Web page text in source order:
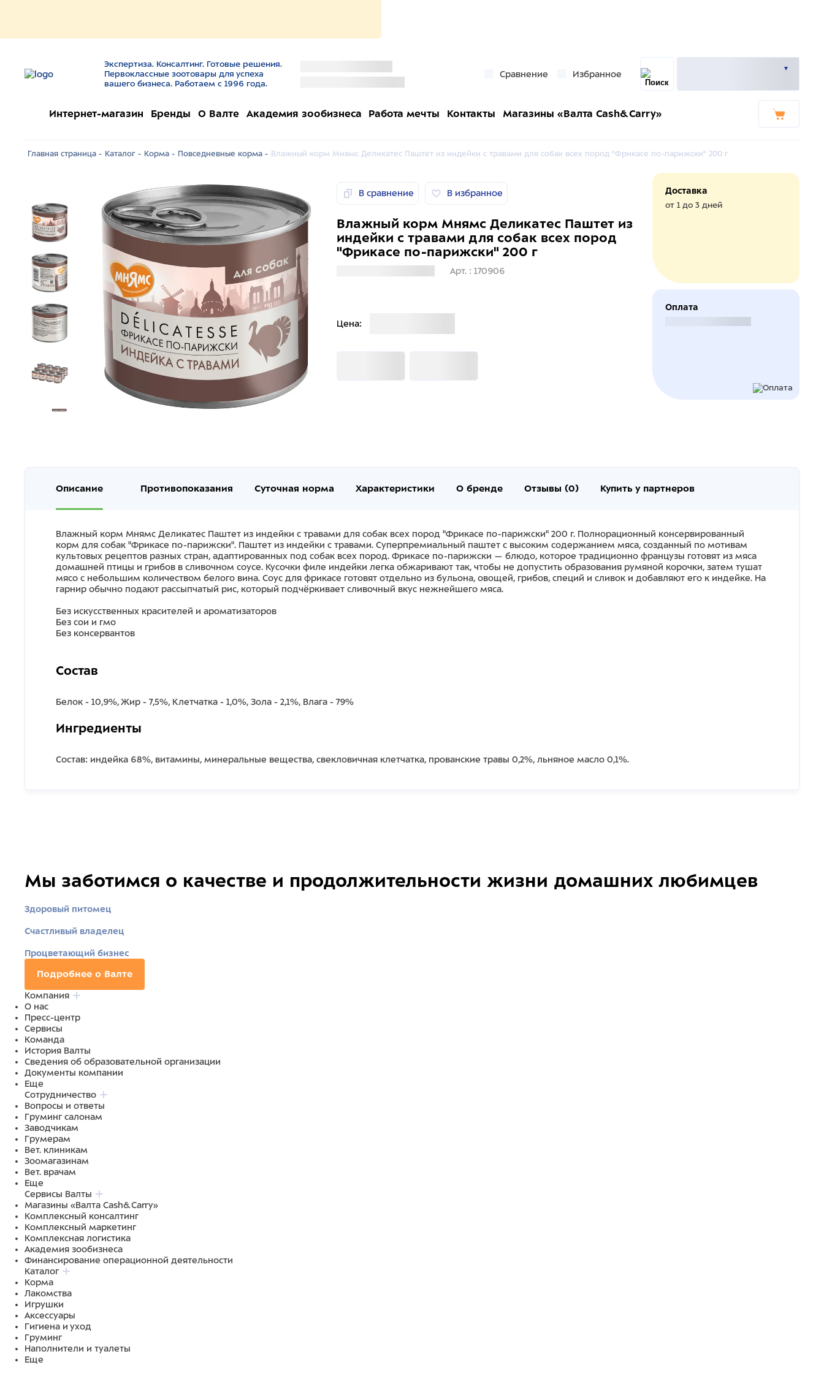
Экспертиза. Консалтинг. Готовые решения.
Первоклассные зоотовары для успеха
вашего бизнеса. Работаем с 1996 года.
Сравнение Избранное
Интернет-магазин Бренды О Валте Академия зообизнеса Работа мечты Контакты Магазины «Валта Cash&Carry»
Главная страница - Каталог - Корма - Повседневные корма - Влажный корм Мнямс Деликатес Паштет из индейки с травами для собак всех пород "Фрикасе по-парижски" 200 г
В сравнение В избранное
Влажный корм Мнямс Деликатес Паштет из
индейки с травами для собак всех пород
"Фрикасе по-парижски" 200 г
Арт. : 170906
Цена:
Доставка
от 1 до 3 дней
Оплата
Описание Противопоказания Суточная норма Характеристики О бренде Отзывы (0) Купить у партнеров
Влажный корм Мнямс Деликатес Паштет из индейки с травами для собак всех пород "Фрикасе по-парижски" 200 г. Полнорационный консервированный
корм для собак "Фрикасе по-парижски". Паштет из индейки с травами. Суперпремиальный паштет с высоким содержанием мяса, созданный по мотивам
культовых рецептов разных стран, адаптированных под собак всех пород. Фрикасе по-парижски — блюдо, которое традиционно французы готовят из мяса
домашней птицы и грибов в сливочном соусе. Кусочки филе индейки легка обжаривают так, чтобы не допустить образования румяной корочки, затем тушат
мясо с небольшим количеством белого вина. Соус для фрикасе готовят отдельно из бульона, овощей, грибов, специй и сливок и добавляют его к индейке. На
гарнир обычно подают рассыпчатый рис, который подчёркивает сливочный вкус нежнейшего мяса.
Без искусственных красителей и ароматизаторов
Без сои и гмо
Без консервантов
Состав
Белок - 10,9%, Жир - 7,5%, Клетчатка - 1,0%, Зола - 2,1%, Влага - 79%
Ингредиенты
Состав: индейка 68%, витамины, минеральные вещества, свекловичная клетчатка, прованские травы 0,2%, льняное масло 0,1%.
Мы заботимся о качестве и продолжительности жизни домашних любимцев
Здоровый питомец
Счастливый владелец
Процветающий бизнес
Подробнее о Валте
Компания
О нас
Пресс-центр
Сервисы
Команда
История Валты
Сведения об образовательной организации
Документы компании
Еще
Сотрудничество
Вопросы и ответы
Груминг салонам
Заводчикам
Грумерам
Вет. клиникам
Зоомагазинам
Вет. врачам
Еще
Сервисы Валты
Магазины «Валта Cash&Carry»
Комплексный консалтинг
Комплексный маркетинг
Комплексная логистика
Академия зообизнеса
Финансирование операционной деятельности
Каталог
Корма
Лакомства
Игрушки
Аксессуары
Гигиена и уход
Груминг
Наполнители и туалеты
Еще